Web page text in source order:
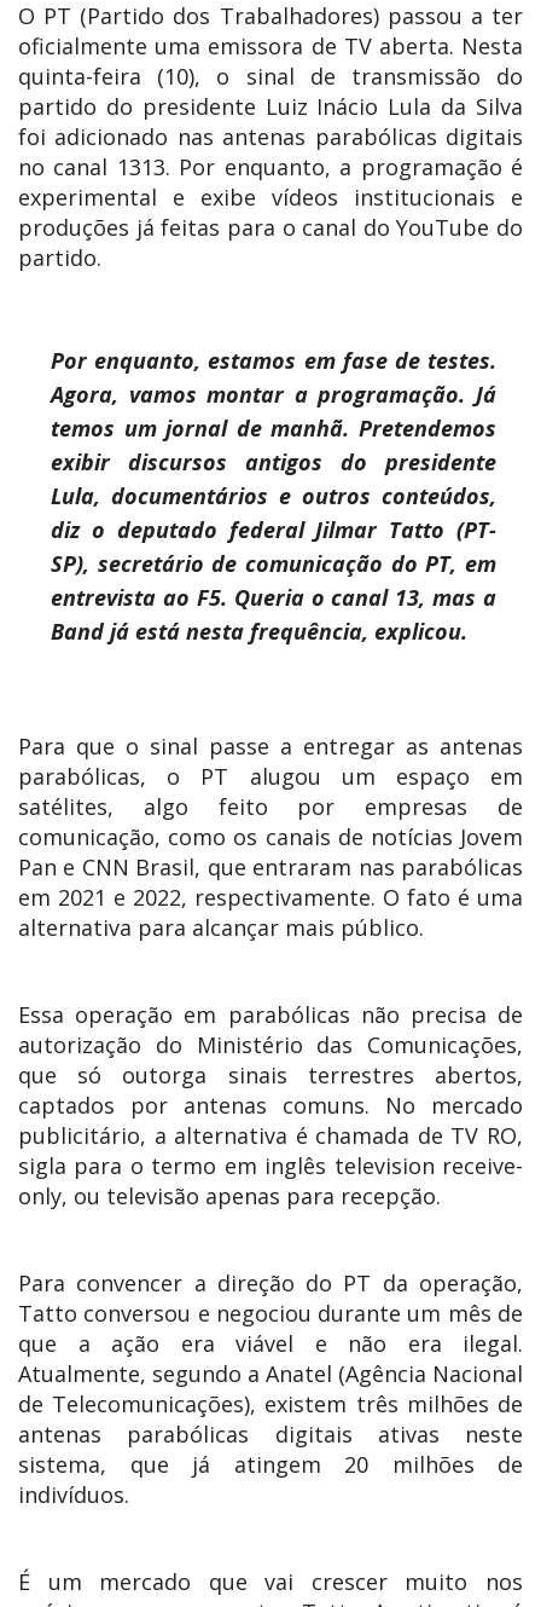
O PT (Partido dos Trabalhadores) passou a ter
oficialmente uma emissora de TV aberta. Nesta
quinta-feira (10), o sinal de transmissão do
partido do presidente Luiz Inácio Lula da Silva
foi adicionado nas antenas parabólicas digitais
no canal 1313. Por enquanto, a programação é
experimental e exibe vídeos institucionais e
produções já feitas para o canal do YouTube do
partido.
Por enquanto, estamos em fase de testes.
Agora, vamos montar a programação. Já
temos um jornal de manhã. Pretendemos
exibir discursos antigos do presidente
Lula, documentários e outros conteúdos,
diz o deputado federal Jilmar Tatto (PT-
SP), secretário de comunicação do PT, em
entrevista ao F5. Queria o canal 13, mas a
Band já está nesta frequência, explicou.
Para que o sinal passe a entregar as antenas
parabólicas, o PT alugou um espaço em
satélites, algo feito por empresas de
comunicação, como os canais de notícias Jovem
Pan e CNN Brasil, que entraram nas parabólicas
em 2021 e 2022, respectivamente. O fato é uma
alternativa para alcançar mais público.
Essa operação em parabólicas não precisa de
autorização do Ministério das Comunicações,
que só outorga sinais terrestres abertos,
captados por antenas comuns. No mercado
publicitário, a alternativa é chamada de TV RO,
sigla para o termo em inglês television receive-
only, ou televisão apenas para recepção.
Para convencer a direção do PT da operação,
Tatto conversou e negociou durante um mês de
que a ação era viável e não era ilegal.
Atualmente, segundo a Anatel (Agência Nacional
de Telecomunicações), existem três milhões de
antenas parabólicas digitais ativas neste
sistema, que já atingem 20 milhões de
indivíduos.
É um mercado que vai crescer muito nos